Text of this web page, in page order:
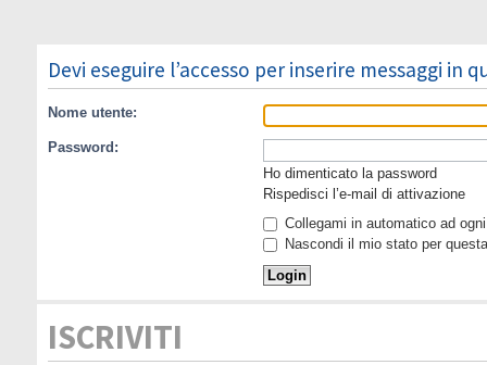
Devi eseguire l’accesso per inserire messaggi in
Nome utente:
Password:
Ho dimenticato la password
Rispedisci l’e-mail di attivazione
Collegami in automatico ad
Nascondi il mio stato per
ISCRIVITI